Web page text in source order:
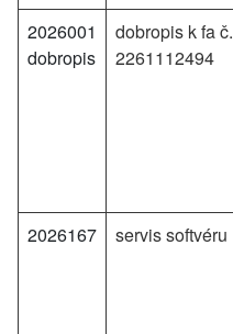
2026001
dobropis
dobropis k fa č.
2261112494
2026167 servis softvéru